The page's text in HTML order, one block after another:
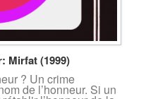
Mirfat (1999)
? Un crime
de l’honneur. Si un